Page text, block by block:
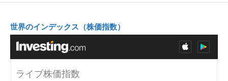
世界のインデックス（株価指数）